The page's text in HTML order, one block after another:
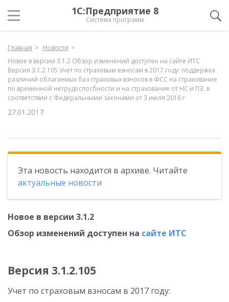
1С:Предприятие 8
Система программ
Главная
Новости
Новое в версии 3.1.2 Обзор изменений доступен на сайте ИТС
Версия 3.1.2.105 Учет по страховым взносам в 2017 году: поддержка
различий облагаемых баз страховых взносов в ФСС на страхование
по временной нетрудоспосбности и на страхование от НС и ПЗ, в
соответствии с Федеральными законами от 3 июля 2016 г
27.01.2017
Эта новость находится в архиве. Читайте
актуальные новости
Новое в версии 3.1.2
Обзор изменений доступен на сайте ИТС
Версия 3.1.2.105
Учет по страховым взносам в 2017 году: